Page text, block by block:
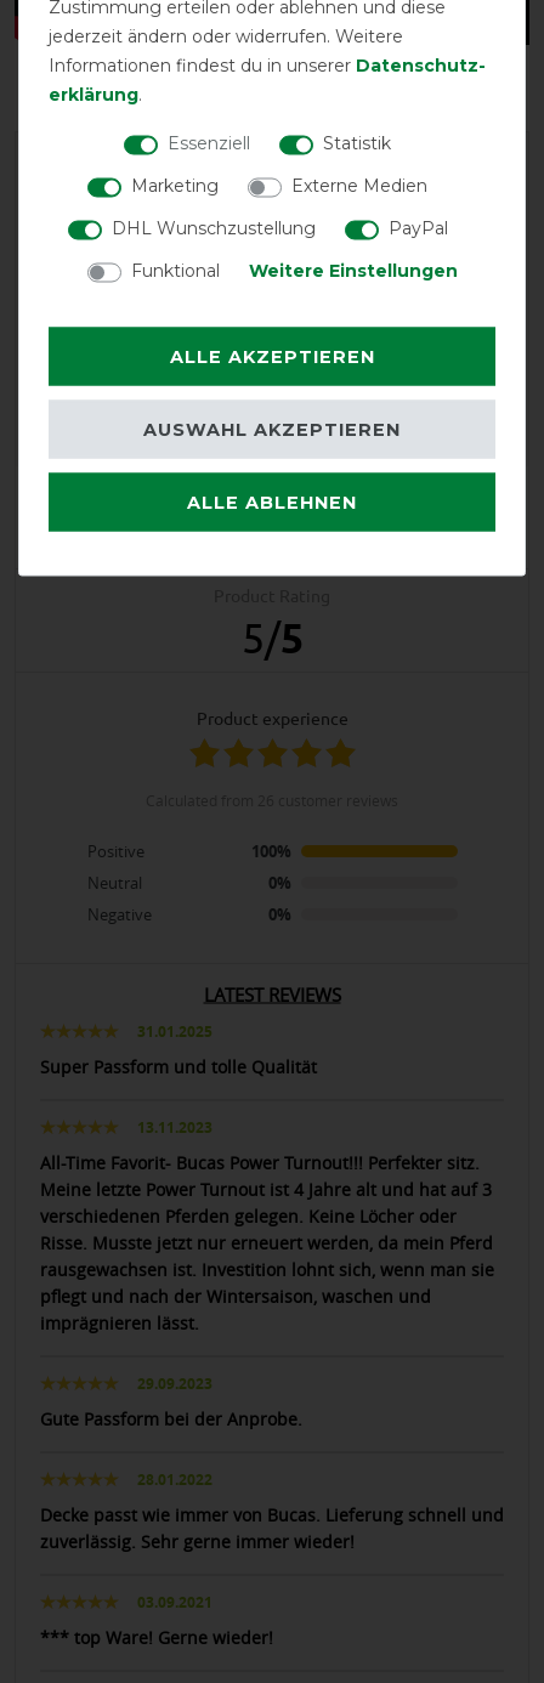
Bucas Power Turnout Extra
Classic 300g SD - silver -
Abschwitzdecke
Product Reviews
26
5/5
product experience
Positive
100%
Neutral
0%
Negative
0%
LATEST REVIEWS
31.01.2025
Super Passform und tolle Qualität
13.11.2023
All-Time Favorit- Bucas Power Turnout!!! Perfekter sitz.
Meine letzte Power Turnout ist 4 Jahre alt und hat auf 3
verschiedenen Pferden gelegen. Keine Löcher oder
Risse. Musste jetzt nur erneuert werden, da mein Pferd
rausgewachsen ist. Investition lohnt sich, wenn man sie
pflegt und nach der Wintersaison, waschen und
imprägnieren lässt.
29.09.2023
Gute Passform bei der Anprobe.
28.01.2022
Decke passt wie immer von Bucas. Lieferung schnell und
zuverlässig. Sehr gerne immer wieder!
03.09.2021
*** top Ware! Gerne wieder!
Zustimmung erteilen oder ablehnen und diese
jederzeit ändern oder widerrufen. Weitere
Informationen findest du in unserer Daten­schutz­
erklärung.
Essenziell
Statistik
Marketing
Externe Medien
DHL Wunschzustellung
PayPal
Funktional
Weitere Einstellungen
ALLE AKZEPTIEREN
ALLE ABLEHNEN
AUSWAHL AKZEPTIEREN